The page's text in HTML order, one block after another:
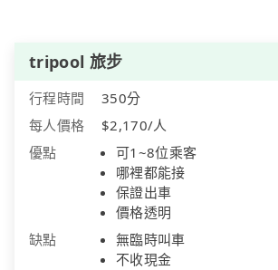
tripool 旅步
行程時間
350分
每人價格
$2,170/人
優點
可1~8位乘客
哪裡都能接
保證出車
價格透明
缺點
無臨時叫車
不收現金